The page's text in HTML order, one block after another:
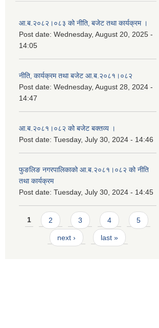
आ.ब.२०८२।०८३ को नीति‚ बजेट तथा कार्यक्रम ।
Post date: Wednesday, August 20, 2025 -
14:05
नीति‚ कार्यक्रम तथा बजेट आ.ब.२०८१।०८२
Post date: Wednesday, August 28, 2024 -
14:47
आ.ब.२०८१।०८२ को बजेट बक्तव्य ।
Post date: Tuesday, July 30, 2024 - 14:46
फुङलिङ नगरपालिकाको आ.ब.२०८१।०८२ को नीति
तथा कार्यक्रम
Post date: Tuesday, July 30, 2024 - 14:45
Pages
1 2 3 4 5
next › last »